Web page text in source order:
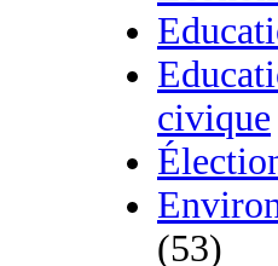
civique
(53)